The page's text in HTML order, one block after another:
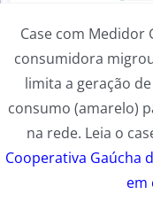
Case com Medidor
consumidora
limita a geração
consumo (amarelo)
na rede. Leia o
Cooperativa Gaúcha
em